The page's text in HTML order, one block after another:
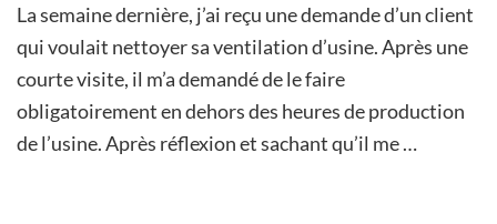
La semaine dernière, j’ai reçu une demande d’un client
qui voulait nettoyer sa ventilation d’usine. Après une
courte visite, il m’a demandé de le faire
obligatoirement en dehors des heures de production
de l’usine. Après réflexion et sachant qu’il me …